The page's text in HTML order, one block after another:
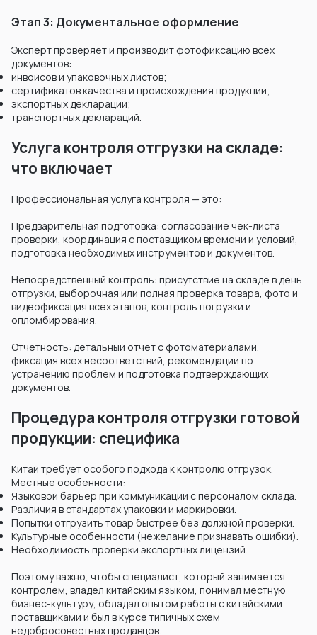
Этап 3: Документальное оформление
Эксперт проверяет и производит фотофиксацию всех
документов:
инвойсов и упаковочных листов;
сертификатов качества и происхождения продукции;
экспортных деклараций;
транспортных деклараций.
Услуга контроля отгрузки на складе:
что включает
Профессиональная услуга контроля — это:
Предварительная подготовка: согласование чек-листа
проверки, координация с поставщиком времени и условий,
подготовка необходимых инструментов и документов.
Непосредственный контроль: присутствие на складе в день
отгрузки, выборочная или полная проверка товара, фото и
видеофиксация всех этапов, контроль погрузки и
опломбирования.
Отчетность: детальный отчет с фотоматериалами,
фиксация всех несоответствий, рекомендации по
устранению проблем и подготовка подтверждающих
документов.
Процедура контроля отгрузки готовой
продукции: специфика
Китай требует особого подхода к контролю отгрузок.
Местные особенности:
Языковой барьер при коммуникации с персоналом склада.
Различия в стандартах упаковки и маркировки.
Попытки отгрузить товар быстрее без должной проверки.
Культурные особенности (нежелание признавать ошибки).
Необходимость проверки экспортных лицензий.
Поэтому важно, чтобы специалист, который занимается
контролем, владел китайским языком, понимал местную
бизнес-культуру, обладал опытом работы с китайскими
поставщиками и был в курсе типичных схем
недобросовестных продавцов.